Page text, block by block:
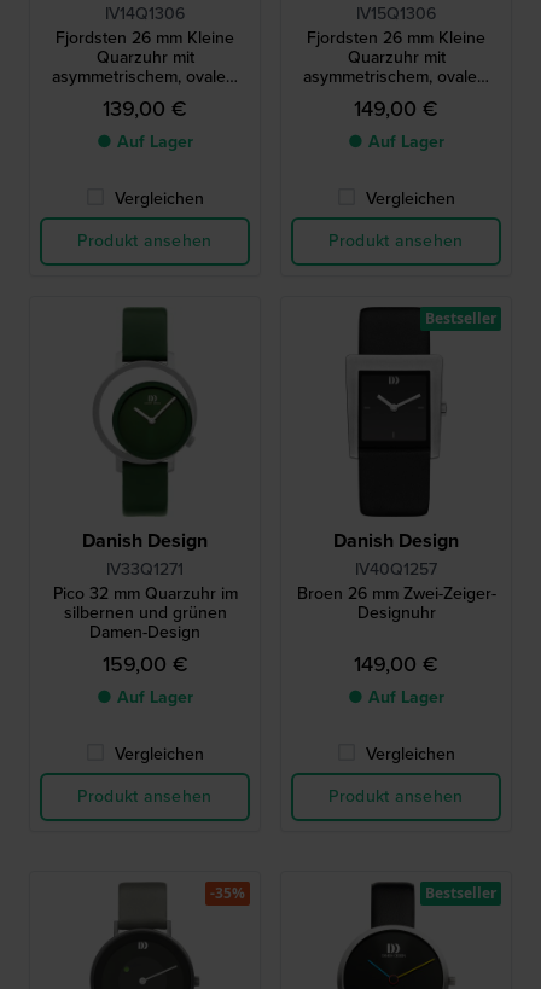
IV14Q1306
Fjordsten 26 mm Kleine
Quarzuhr mit
asymmetrischem, ovalem
Gehäuse
139,00 €
● Auf Lager
Vergleichen
Produkt ansehen
IV15Q1306
Fjordsten 26 mm Kleine
Quarzuhr mit
asymmetrischem, ovalem
Gehäuse
149,00 €
● Auf Lager
Vergleichen
Produkt ansehen
Danish Design
IV33Q1271
Pico 32 mm Quarzuhr im
silbernen und grünen
Damen-Design
159,00 €
● Auf Lager
Vergleichen
Produkt ansehen
Danish Design
IV40Q1257
Broen 26 mm Zwei-Zeiger-
Designuhr
149,00 €
● Auf Lager
Vergleichen
Produkt ansehen
Bestseller
-35% Bestseller